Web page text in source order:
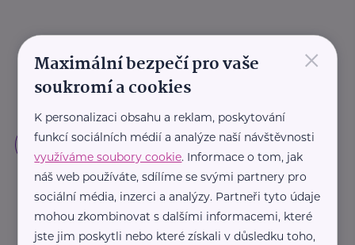
×
Maximální bezpečí pro vaše
soukromí a cookies
K personalizaci obsahu a reklam, poskytování
funkcí sociálních médií a analýze naší návštěvnosti
využíváme soubory cookie. Informace o tom, jak
náš web používáte, sdílíme se svými partnery pro
sociální média, inzerci a analýzy. Partneři tyto údaje
mohou zkombinovat s dalšími informacemi, které
jste jim poskytli nebo které získali v důsledku toho,